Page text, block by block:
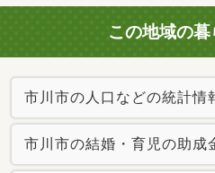
この地域の
市川市の人口などの統計情
市川市の結婚・育児の助成